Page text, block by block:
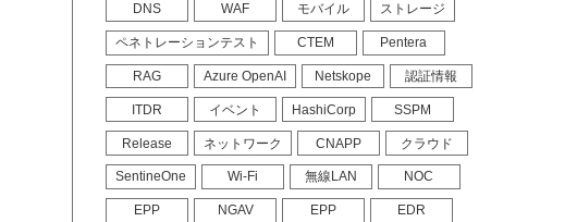
DNS WAF モバイル ストレージ
ペネトレーションテスト CTEM Pentera
RAG Azure OpenAI Netskope 認証情報
ITDR イベント HashiCorp SSPM
Release ネットワーク CNAPP クラウド
SentineOne Wi-Fi 無線LAN NOC
EPP NGAV EPP EDR